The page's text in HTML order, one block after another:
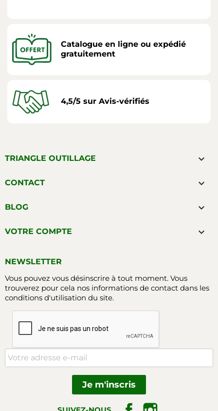
Catalogue en ligne ou expédié
gratuitement
4,5/5 sur Avis-vérifiés
TRIANGLE OUTILLAGE 
CONTACT 
BLOG 
VOTRE COMPTE 
NEWSLETTER
Vous pouvez vous désinscrire à tout moment. Vous
trouverez pour cela nos informations de contact dans les
conditions d'utilisation du site.
Facebook